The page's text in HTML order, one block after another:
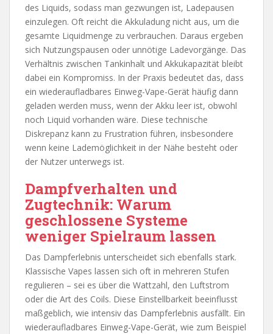
des Liquids, sodass man gezwungen ist, Ladepausen
einzulegen. Oft reicht die Akkuladung nicht aus, um die
gesamte Liquidmenge zu verbrauchen. Daraus ergeben
sich Nutzungspausen oder unnötige Ladevorgänge. Das
Verhältnis zwischen Tankinhalt und Akkukapazität bleibt
dabei ein Kompromiss. In der Praxis bedeutet das, dass
ein wiederaufladbares Einweg-Vape-Gerät häufig dann
geladen werden muss, wenn der Akku leer ist, obwohl
noch Liquid vorhanden wäre. Diese technische
Diskrepanz kann zu Frustration führen, insbesondere
wenn keine Lademöglichkeit in der Nähe besteht oder
der Nutzer unterwegs ist.
Dampfverhalten und
Zugtechnik: Warum
geschlossene Systeme
weniger Spielraum lassen
Das Dampferlebnis unterscheidet sich ebenfalls stark.
Klassische Vapes lassen sich oft in mehreren Stufen
regulieren – sei es über die Wattzahl, den Luftstrom
oder die Art des Coils. Diese Einstellbarkeit beeinflusst
maßgeblich, wie intensiv das Dampferlebnis ausfällt. Ein
wiederaufladbares Einweg-Vape-Gerät, wie zum Beispiel